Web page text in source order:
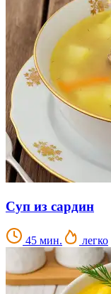
Суп из сардин
45 мин. легко